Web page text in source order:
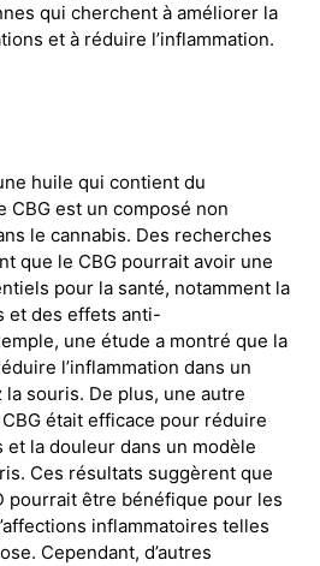
qui cherchent à améliorer la
et à réduire l’inflammation.
huile qui contient du
CBG est un composé non
le cannabis. Des recherches
que le CBG pourrait avoir une
pour la santé, notamment la
et des effets anti-
une étude a montré que la
l’inflammation dans un
la souris. De plus, une autre
était efficace pour réduire
la douleur dans un modèle
Ces résultats suggèrent que
pourrait être bénéfique pour les
inflammatoires telles
Cependant, d’autres